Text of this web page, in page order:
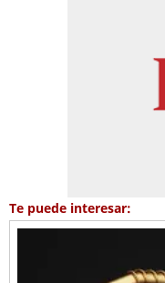
Te puede interesar: